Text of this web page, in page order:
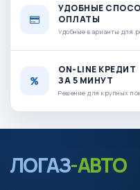
УДОБНЫЕ
ОПЛАТЫ
Удобные варианты для
ON-LINE КРЕДИТ
ЗА 5 МИНУТ
Решение для крупных
ЛОГАЗ-АВТО